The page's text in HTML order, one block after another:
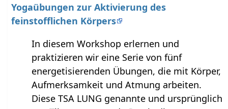
Yogaübungen zur Aktivierung des
feinstofflichen Körpers
In diesem Workshop erlernen und
praktizieren wir eine Serie von fünf
energetisierenden Übungen, die mit Körper,
Aufmerksamkeit und Atmung arbeiten.
Diese TSA LUNG genannte und ursprünglich